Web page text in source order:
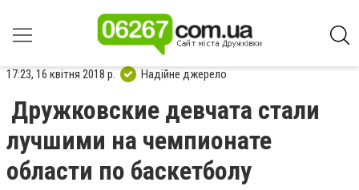
17:23, 16 квітня 2018 р. Надійне джерело
Дружковские девчата стали
лучшими на чемпионате
области по баскетболу